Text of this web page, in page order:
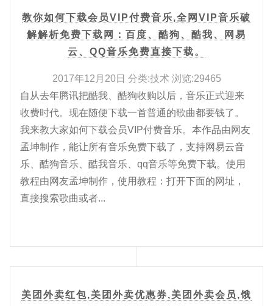
教你如何下载会员VIP付费音乐,全网VIP音乐破
解解析免费下载网：百度、酷狗、酷我、网易
云、QQ音乐免费直接下载。
2017年12月20日 分类:技术 浏览:29465
自从去年腾讯把酷我、酷狗收购以后，音乐正式迎来
收费时代。现在随便下载一首普通的歌曲都要钱了。
我来教大家如何下载会员VIP付费音乐。本作品由网友
孟坤制作，能让所有音乐免费下载了，支持网易云音
乐、酷狗音乐、酷我音乐、qq音乐等免费下载。使用
教程由网友孟坤制作，使用教程：打开下面的网址，
直接搜索歌曲或者...
美团外卖红包,美团外卖优惠券,美团外卖会员,饿